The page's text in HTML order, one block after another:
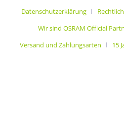
Datenschutzerklärung
Wir sind OSRAM Official
Versand und Zahlungsarten
15